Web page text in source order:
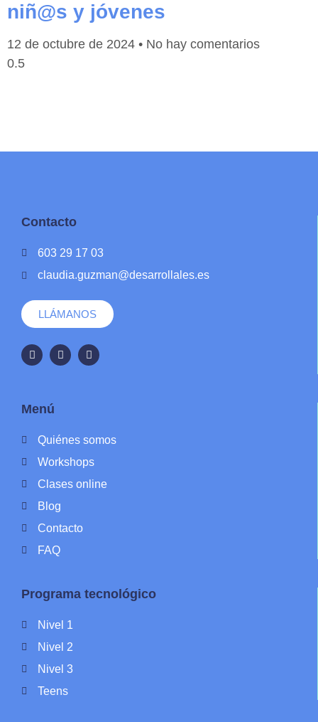
niñ@s y jóvenes
12 de octubre de 2024 No hay comentarios
Contacto
603 29 17 03
claudia.guzman@desarrollales.es
LLÁMANOS
Menú
Quiénes somos
Workshops
Clases online
Blog
Contacto
FAQ
Programa tecnológico
Nivel 1
Nivel 2
Nivel 3
Teens